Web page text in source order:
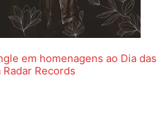
em homenagens ao Dia das
Records